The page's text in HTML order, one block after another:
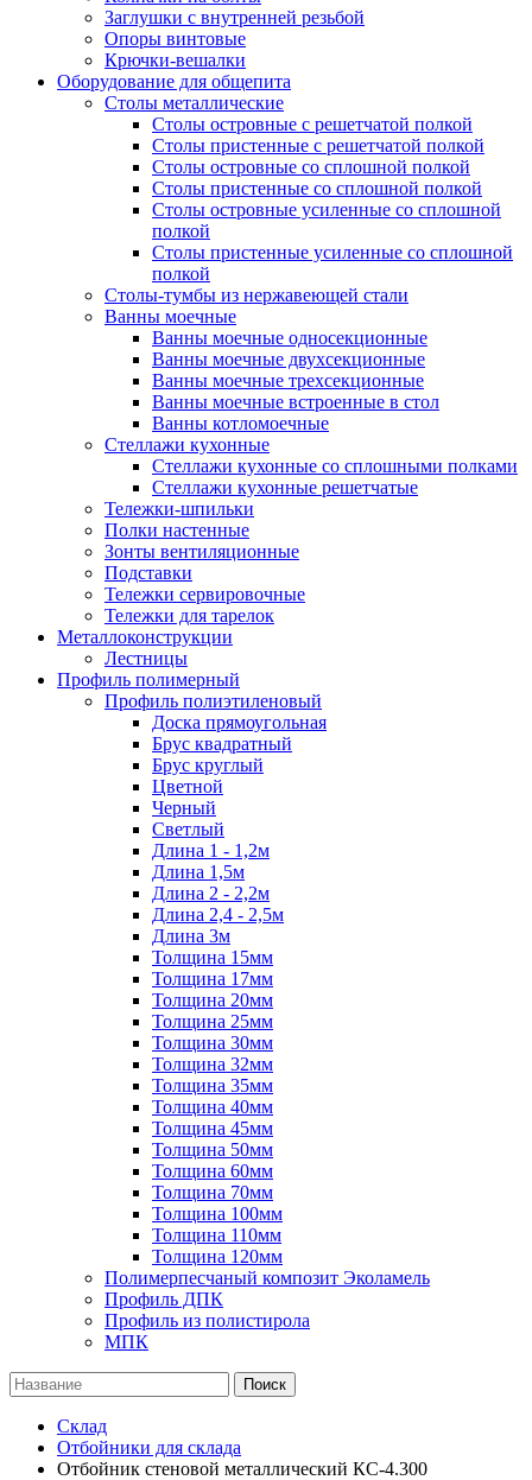
Заглушки с внутренней резьбой
Опоры винтовые
Крючки-вешалки
Оборудование для общепита
Столы металлические
Столы островные с решетчатой полкой
Столы пристенные с решетчатой полкой
Столы островные со сплошной полкой
Столы пристенные со сплошной полкой
Столы островные усиленные со сплошной
полкой
Столы пристенные усиленные со сплошной
полкой
Столы-тумбы из нержавеющей стали
Ванны моечные
Ванны моечные односекционные
Ванны моечные двухсекционные
Ванны моечные трехсекционные
Ванны моечные встроенные в стол
Ванны котломоечные
Стеллажи кухонные
Стеллажи кухонные со сплошными полками
Стеллажи кухонные решетчатые
Тележки-шпильки
Полки настенные
Зонты вентиляционные
Подставки
Тележки сервировочные
Тележки для тарелок
Металлоконструкции
Лестницы
Профиль полимерный
Профиль полиэтиленовый
Доска прямоугольная
Брус квадратный
Брус круглый
Цветной
Черный
Светлый
Длина 1 - 1,2м
Длина 1,5м
Длина 2 - 2,2м
Длина 2,4 - 2,5м
Длина 3м
Толщина 15мм
Толщина 17мм
Толщина 20мм
Толщина 25мм
Толщина 30мм
Толщина 32мм
Толщина 35мм
Толщина 40мм
Толщина 45мм
Толщина 50мм
Толщина 60мм
Толщина 70мм
Толщина 100мм
Толщина 110мм
Толщина 120мм
Полимерпесчаный композит Эколамель
Профиль ДПК
Профиль из полистирола
МПК
Поиск
Склад
Отбойники для склада
Отбойник стеновой металлический КС-4.300